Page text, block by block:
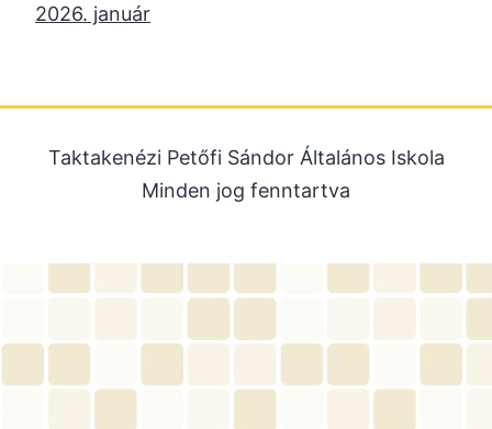
2026. január
2025. július
2025. június
2025. január
2024. december
2024. november
Taktakenézi Petőfi Sándor Általános Iskola
Minden jog fenntartva